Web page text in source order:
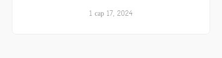
1 сар 17, 2024